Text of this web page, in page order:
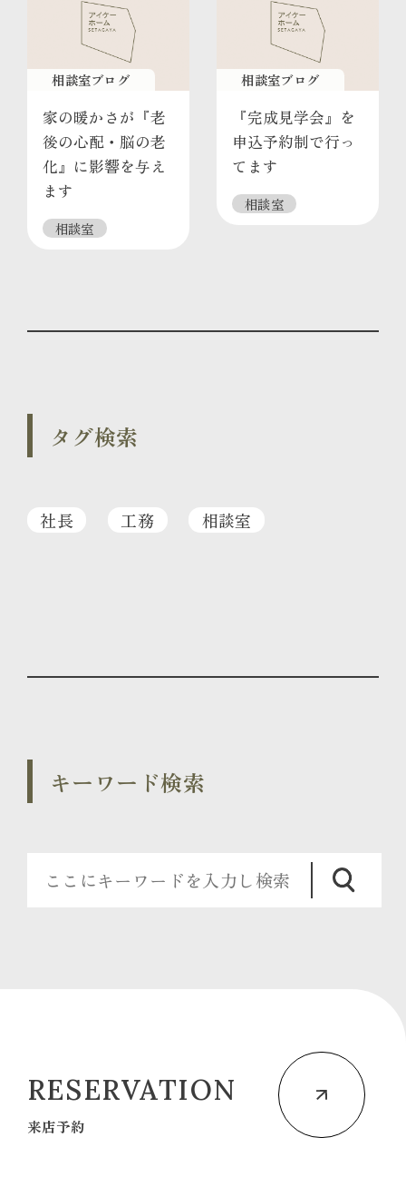
相談室ブログ
家の暖かさが『老
後の心配・脳の老
化』に影響を与え
ます
相談室
相談室ブログ
『完成見学会』を
申込予約制で行っ
てます
相談室
タグ検索
社長 工務 相談室
キーワード検索
RESERVATION
来店予約